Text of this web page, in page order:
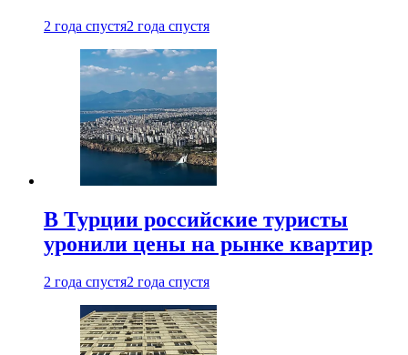
2 года спустя2 года спустя
В Турции российские туристы
уронили цены на рынке квартир
2 года спустя2 года спустя